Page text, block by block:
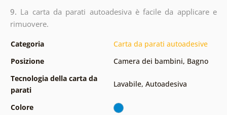
9. La carta da parati autoadesiva è facile da applicare e
rimuovere.
Categoria
Carta da parati autoadesive
Posizione
Camera dei bambini, Bagno
Tecnologia della carta da
parati
Lavabile, Autoadesiva
Colore